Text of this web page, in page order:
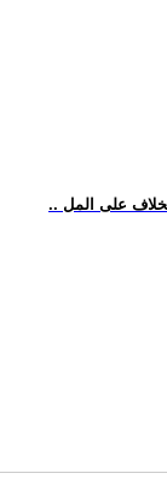
على المل